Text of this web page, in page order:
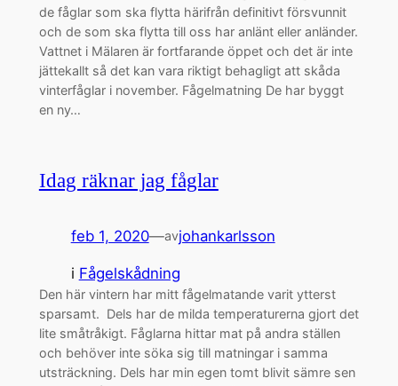
de fåglar som ska flytta härifrån definitivt försvunnit
och de som ska flytta till oss har anlänt eller anländer.
Vattnet i Mälaren är fortfarande öppet och det är inte
jättekallt så det kan vara riktigt behagligt att skåda
vinterfåglar i november. Fågelmatning De har byggt
en ny…
Idag räknar jag fåglar
feb 1, 2020—avjohankarlsson
i Fågelskådning
Den här vintern har mitt fågelmatande varit ytterst
sparsamt. Dels har de milda temperaturerna gjort det
lite småtråkigt. Fåglarna hittar mat på andra ställen
och behöver inte söka sig till matningar i samma
utsträckning. Dels har min egen tomt blivit sämre sen